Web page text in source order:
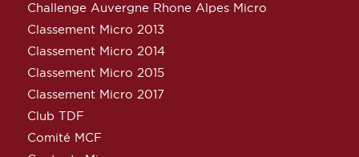
Challenge Auvergne Rhone Alpes Micro
Classement Micro 2013
Classement Micro 2014
Classement Micro 2015
Classement Micro 2017
Club TDF
Comité MCF